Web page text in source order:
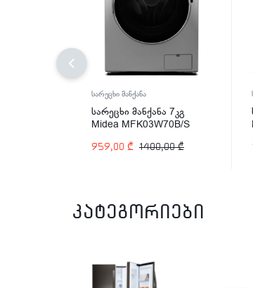
სარეცხი მანქანა
სარეცხი მანქანა 7კგ
Midea MFK03W70B/S
1400,00₾
959,00 ₾
კატეგორიები